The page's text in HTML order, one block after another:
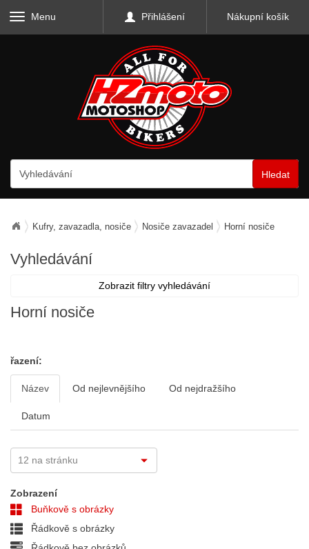
Menu Přihlášení Nákupní košík
Hledat
Kufry, zavazadla, nosiče Nosiče zavazadel Horní nosiče
Vyhledávání
Zobrazit filtry vyhledávání
Horní nosiče
řazení:
Název Od nejlevnějšího Od nejdražšího
Datum
Zobrazení
Buňkově s obrázky
Řádkově s obrázky